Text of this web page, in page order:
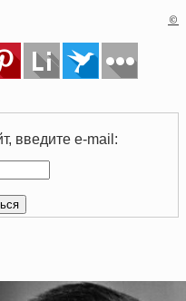
©
введите e-mail: